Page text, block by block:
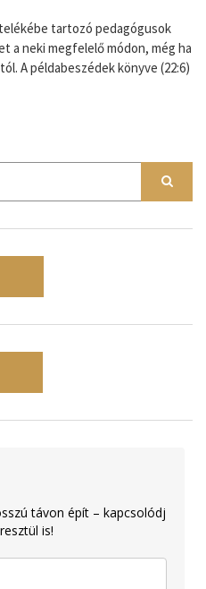
tartozó pedagógusok
a neki megfelelő módon, még ha
A példabeszédek könyve (22:6)
távon épít – kapcsolódj
is!